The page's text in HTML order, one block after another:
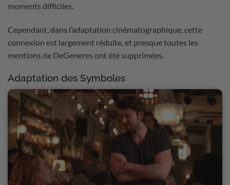
moments difficiles.
Cependant, dans l’adaptation cinématographique, cette
connexion est largement réduite, et presque toutes les
mentions de DeGeneres ont été supprimées.
Adaptation des Symboles